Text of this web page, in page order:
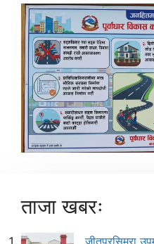
ताजा खबरः
जीतपुरसिमरा